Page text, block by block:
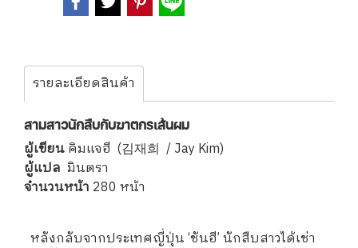
รายละเอียดสินค้า
สามสาวนักสืบกับฆาตกรเส้นผม
ผู้เขียนคิมแจฮี (김재희 / Jay Kim)
ผู้แปล มินตรา
จำนวนหน้า 280 หน้า
หลังกลับจากประเทศญี่ปุ่น ‘ชันฮี’ นักสืบสาวได้เช่า